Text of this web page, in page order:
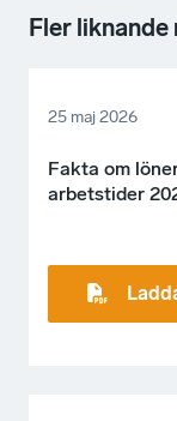
Fler
25 maj 2026
Fakta om
arbetstider